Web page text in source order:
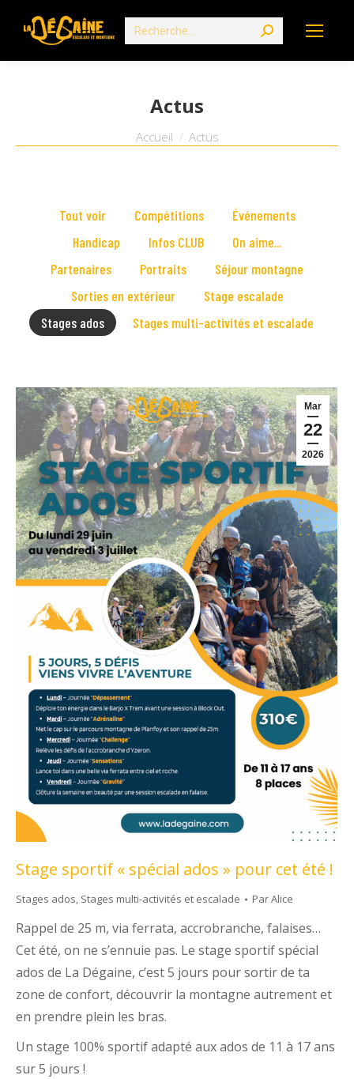
Search:
Actus
Vous êtes ici :
Accueil Actus
Tout voir Compétitions
Événements
Handicap
Infos CLUB
On aime...
Partenaires
Portraits
Séjour montagne
Sorties en extérieur
Stage escalade
Stages ados
Stages multi-activités et escalade
Mar
22
2026
Stage sportif « spécial ados » pour cet été !
Stages ados, Stages multi-activités et escalade ParAlice
Rappel de 25 m, via ferrata, accrobranche, falaises…
Cet été, on ne s’ennuie pas. Le stage sportif spécial
ados de La Dégaine, c’est 5 jours pour sortir de ta
zone de confort, découvrir la montagne autrement et
en prendre plein les bras.
Un stage 100% sportif adapté aux ados de 11 à 17 ans
sur 5 jours !